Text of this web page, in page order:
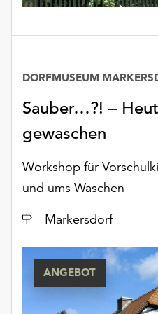
unserer
Impressum
Sauber…?! –
gewaschen
DORFMUSEUM
Workshop für
und ums Waschen
Ort
Markersdorf
ANGEBOT